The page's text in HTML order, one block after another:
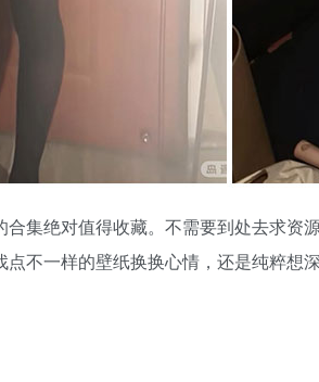
集绝对值得收藏。不需要到处去求
不一样的壁纸换换心情，还是纯粹